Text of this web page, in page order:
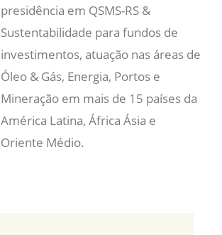
presidência em QSMS-RS &
Sustentabilidade para fundos de
investimentos, atuação nas áreas de
Óleo & Gás, Energia, Portos e
Mineração em mais de 15 países da
América Latina, África Ásia e
Oriente Médio.